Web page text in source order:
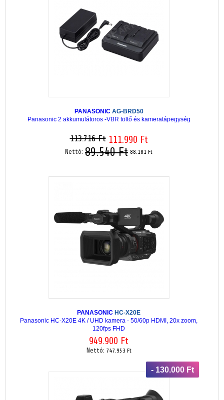
PANASONIC AG-BRD50
Panasonic 2 akkumulátoros -VBR töltő és kameratápegység
113.716 Ft 111.990 Ft
Nettó: 89.540 Ft 88.181 Ft
PANASONIC HC-X20E
Panasonic HC-X20E 4K / UHD kamera - 50/60p HDMI, 20x zoom,
120fps FHD
949.900 Ft
Nettó: 747.953 Ft
- 130.000 Ft